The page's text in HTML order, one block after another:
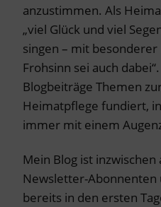
anzustimmen. Als
„viel Glück und viel
singen – mit besonderer
Frohsinn sei auch
Blogbeiträge Themen
Heimatpflege fundiert,
immer mit einem
Mein Blog ist
Newsletter-Abonnenten
bereits in den ersten